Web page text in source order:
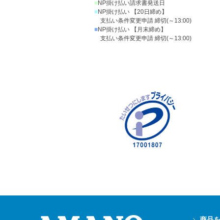
■NP掛け払い請求書発送日
■NP掛け払い 【20日締め】
支払い条件変更申請 締切(～13:00)
■NP掛け払い 【月末締め】
支払い条件変更申請 締切(～13:00)